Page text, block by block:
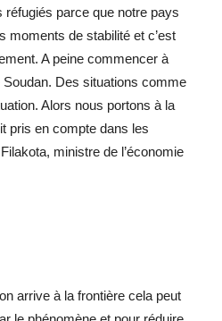
parce que notre pays
moments de stabilité et c’est
A peine commencer à
Des situations comme
Alors nous portons à la
pris en compte dans les
ministre de l’économie
arrive à la frontière cela peut